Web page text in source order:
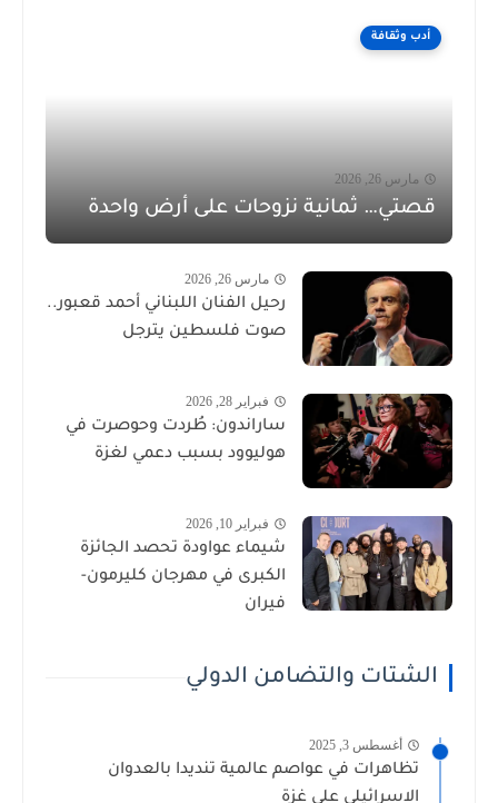
أدب وثقافة
مارس 26, 2026
قصتي… ثمانية نزوحات على أرض واحدة
مارس 26, 2026
رحيل الفنان اللبناني أحمد قعبور..
صوت فلسطين يترجل
فبراير 28, 2026
ساراندون: طُردت وحوصرت في
هوليوود بسبب دعمي لغزة
فبراير 10, 2026
شيماء عواودة تحصد الجائزة
الكبرى في مهرجان كليرمون-
فيران
الشتات والتضامن الدولي
أغسطس 3, 2025
تظاهرات في عواصم عالمية تنديدا بالعدوان
الاسرائيلي على غزة